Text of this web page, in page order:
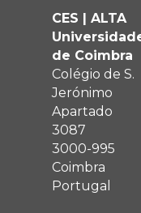
CES | ALTA
de Coimbra
Colégio de S.
Jerónimo
Apartado
3087
3000-995
Coimbra
Portugal